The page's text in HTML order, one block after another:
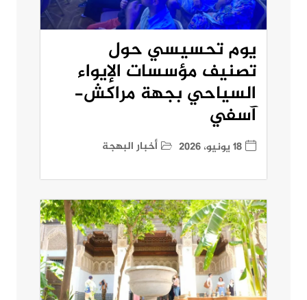
يوم تحسيسي حول
تصنيف مؤسسات الإيواء
السياحي بجهة مراكش-
آسفي
18 يونيو، 2026 أخبار البهجة